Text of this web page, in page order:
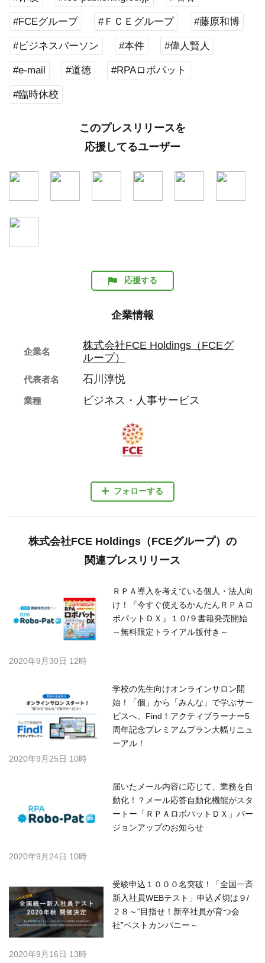
#FCEグループ #ＦＣＥグループ #藤原和博
#ビジネスパーソン #本件 #偉人賢人
#e-mail #道徳 #RPAロボパット
#臨時休校
このプレスリリースを
応援してるユーザー
応援する
企業情報
フォローする
企業名
株式会社FCE Holdings（FCEグ
ループ）
代表者名 石川淳悦
業種 ビジネス・人事サービス
株式会社FCE Holdings（FCEグループ）の
関連プレスリリース
ＲＰＡ導入を考えている個人・法人向
け！『今すぐ使えるかんたんＲＰＡロ
ボパットＤＸ』１０/９書籍発売開始
～無料限定トライアル版付き～
2020年9月30日 12時
学校の先生向けオンラインサロン開
始！「個」から「みんな」で学ぶサー
ビスへ。Find！アクティブラーナー5
周年記念プレミアムプラン大幅リニュ
ーアル！
2020年9月25日 10時
届いたメール内容に応じて、業務を自
動化！？メール応答自動化機能がスタ
ートー「ＲＰＡロボパットＤＸ」バー
ジョンアップのお知らせ
2020年9月24日 10時
受験申込１０００名突破！「全国一斉
新入社員WEBテスト」申込〆切は９/
２８～“目指せ！新卒社員が育つ会
社”ベストカンパニー～
2020年9月16日 13時